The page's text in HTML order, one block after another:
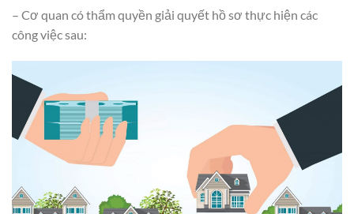
– Cơ quan có thẩm quyền giải quyết hồ sơ thực hiện các
công việc sau: